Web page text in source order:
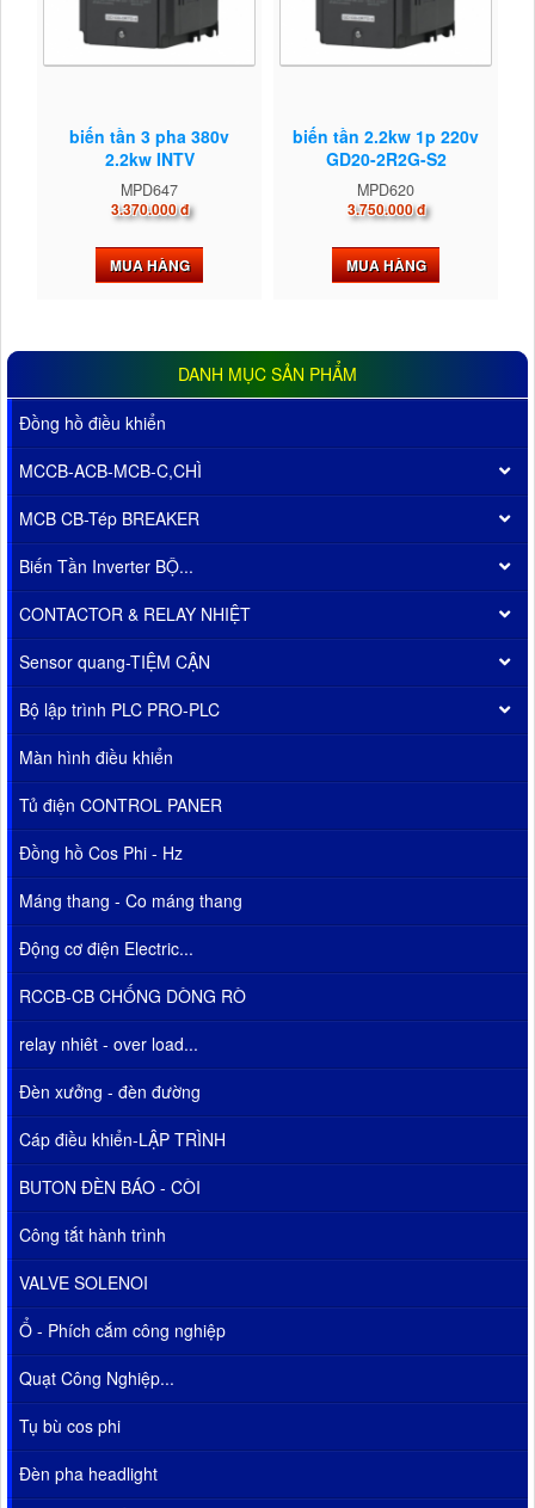
biến tần 3 pha 380v
2.2kw INTV
MPD647
3.370.000 đ
MUA HÀNG
biến tần 2.2kw 1p 220v
GD20-2R2G-S2
MPD620
3.750.000 đ
MUA HÀNG
DANH MỤC SẢN PHẨM
Đồng hồ điều khiển
MCCB-ACB-MCB-C,CHÌ
MCB CB-Tép BREAKER
Biến Tần Inverter BỘ...
CONTACTOR & RELAY NHIỆT
Sensor quang-TIỆM CẬN
Bộ lập trình PLC PRO-PLC
Màn hình điều khiển
Tủ điện CONTROL PANER
Đồng hồ Cos Phi - Hz
Máng thang - Co máng thang
Động cơ điện Electric...
RCCB-CB CHỐNG DÒNG RÒ
relay nhiêt - over load...
Đèn xưởng - đèn đường
Cáp điều khiển-LẬP TRÌNH
BUTON ĐÈN BÁO - CÒI
Công tắt hành trình
VALVE SOLENOI
Ổ - Phích cắm công nghiệp
Quạt Công Nghiệp...
Tụ bù cos phi
Đèn pha headlight